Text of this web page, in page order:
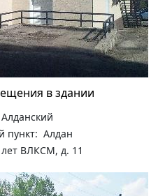
в здании
пункт: Алдан
ВЛКСМ, д. 11